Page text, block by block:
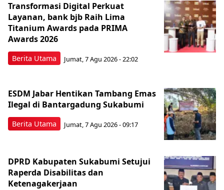
Berita Utama
Transformasi Digital Perkuat
Layanan, bank bjb Raih Lima
Titanium Awards pada PRIMA
Awards 2026
Jumat, 7 Agu 2026 - 22:02
Berita Utama
ESDM Jabar Hentikan Tambang Emas
Ilegal di Bantargadung Sukabumi
Jumat, 7 Agu 2026 - 09:17
DPRD Kabupaten Sukabumi Setujui
Raperda Disabilitas dan
Ketenagakerjaan